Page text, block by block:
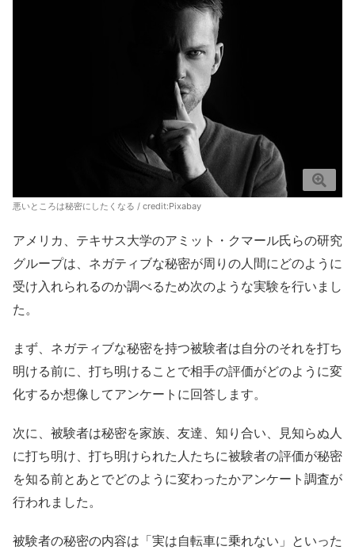
悪いところは秘密にしたくなる / credit:Pixabay
アメリカ、テキサス大学のアミット・クマール氏らの研究
グループは、ネガティブな秘密が周りの人間にどのように
受け入れられるのか調べるため次のような実験を行いまし
た。
まず、ネガティブな秘密を持つ被験者は自分のそれを打ち
明ける前に、打ち明けることで相手の評価がどのように変
化するか想像してアンケートに回答します。
次に、被験者は秘密を家族、友達、知り合い、見知らぬ人
に打ち明け、打ち明けられた人たちに被験者の評価が秘密
を知る前とあとでどのように変わったかアンケート調査が
行われました。
被験者の秘密の内容は「実は自転車に乗れない」といった